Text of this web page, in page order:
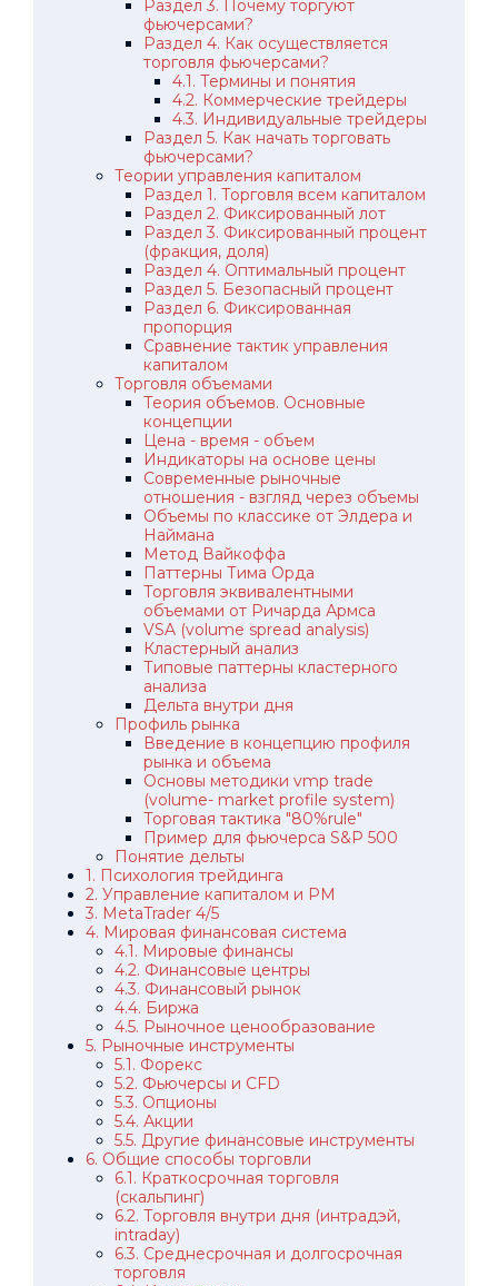
Раздел 3. Почему торгуют
фьючерсами?
Раздел 4. Как осуществляется
торговля фьючерсами?
4.1. Термины и понятия
4.2. Коммерческие трейдеры
4.3. Индивидуальные трейдеры
Раздел 5. Как начать торговать
фьючерсами?
Теории управления капиталом
Раздел 1. Торговля всем капиталом
Раздел 2. Фиксированный лот
Раздел 3. Фиксированный процент
(фракция, доля)
Раздел 4. Оптимальный процент
Раздел 5. Безопасный процент
Раздел 6. Фиксированная
пропорция
Сравнение тактик управления
капиталом
Торговля объемами
Теория объемов. Основные
концепции
Цена - время - объем
Индикаторы на основе цены
Современные рыночные
отношения - взгляд через объемы
Объемы по классике от Элдера и
Наймана
Метод Вайкоффа
Паттерны Тима Орда
Торговля эквивалентными
объемами от Ричарда Армса
VSA (volume spread analysis)
Кластерный анализ
Типовые паттерны кластерного
анализа
Дельта внутри дня
Профиль рынка
Введение в концепцию профиля
рынка и объема
Основы методики vmp trade
(volume- market profile system)
Торговая тактика "80%rule"
Пример для фьючерса S&P 500
Понятие дельты
1. Психология трейдинга
2. Управление капиталом и РМ
3. MetaTrader 4/5
4. Мировая финансовая система
4.1. Мировые финансы
4.2. Финансовые центры
4.3. Финансовый рынок
4.4. Биржа
4.5. Рыночное ценообразование
5. Рыночные инструменты
5.1. Форекс
5.2. Фьючерсы и CFD
5.3. Опционы
5.4. Акции
5.5. Другие финансовые инструменты
6. Общие способы торговли
6.1. Краткосрочная торговля
(скальпинг)
6.2. Торговля внутри дня (интрадэй,
intraday)
6.3. Среднесрочная и долгосрочная
торговля